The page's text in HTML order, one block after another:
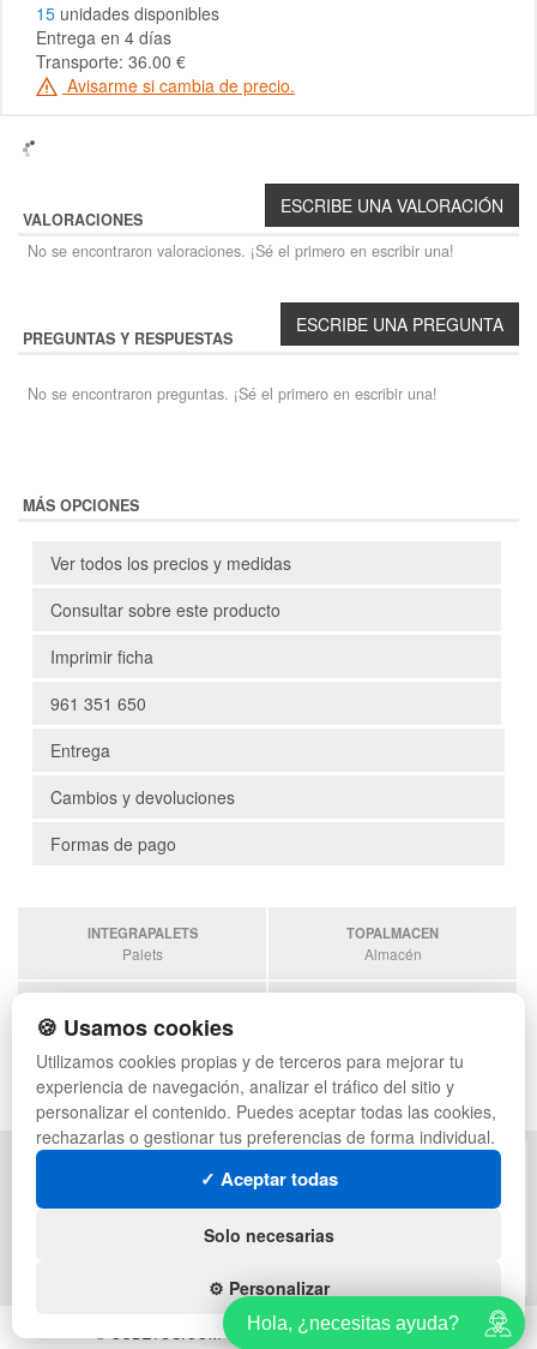
15 unidades disponibles
Entrega en 4 días
Transporte: 36.00 €
Avisarme si cambia de precio.
VALORACIONES
No se encontraron valoraciones. ¡Sé el primero en escribir una!
PREGUNTAS Y RESPUESTAS
No se encontraron preguntas. ¡Sé el primero en escribir una!
MÁS OPCIONES
Ver todos los precios y medidas
Consultar sobre este producto
Imprimir ficha
961 351 650
Entrega
Cambios y devoluciones
Formas de pago
INTEGRAPALETS
Palets
TOPALMACEN
Almacén
Sobrantes
ESTANTERIASKIT
Estanterias
POLÍTICA DE PRIVACIDAD
MAPA WEB
© CUBETOS.COM - Todos los derechos reservados
🍪 Usamos cookies
Utilizamos cookies propias y de terceros para mejorar tu
experiencia de navegación, analizar el tráfico del sitio y
personalizar el contenido. Puedes aceptar todas las cookies,
rechazarlas o gestionar tus preferencias de forma individual.
✓ Aceptar todas
Solo necesarias
⚙️ Personalizar
Hola, ¿necesitas ayuda?